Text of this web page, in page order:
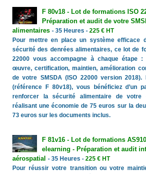
F 80v18 - Lot de formations ISO
Préparation et audit de votre
alimentaires - 35 Heures - 225 € HT
Pour mettre en place un système efficace
sécurité des denrées alimentaires, ce lot de
22000 vous accompagne à chaque étape :
œuvre, certification, maintien, amélioration
de votre SMSDA (ISO 22000 version
(référence F 80v18), vous bénéficiez d’un
renforcer la sécurité alimentaire de votre
réalisant une économie de 75 euros sur la
73 euros sur les documents inclus.
F 81v16 - Lot de formations
elearning - Préparation et audit
aérospatial - 35 Heures - 225 € HT
Pour réussir votre transition ou votre